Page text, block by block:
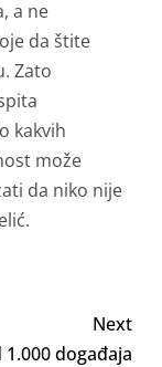
a ne
da štite
Zato
kakvih
može
da niko nije
Next
1.000 događaja